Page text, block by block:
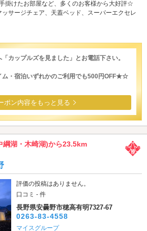
掛けたお部屋など、多くのお客様から大好評☆
サージチェア、天蓋ベッド、スーパーエクセレ
カップルズを見ました」とお電話下さい。
・宿泊いずれかのご利用でも500円OFF★☆
ポン内容をもっと見る
綱湖・木崎湖)から23.5km
評価の投稿はありません。
口コミ - 件
長野県安曇野市穂高有明7327-67
0263-83-4558
マイスグループ